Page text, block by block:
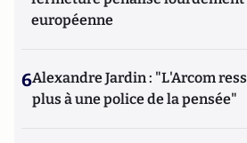
européenne
6Alexandre Jardin : "L'Arcom
plus à une police de la pensée"